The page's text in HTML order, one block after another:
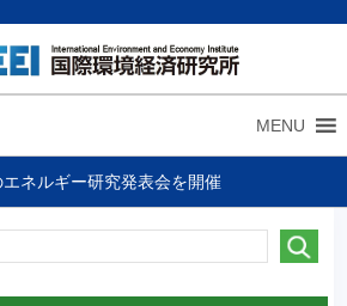
MENU
ネルギー研究発表会を開催